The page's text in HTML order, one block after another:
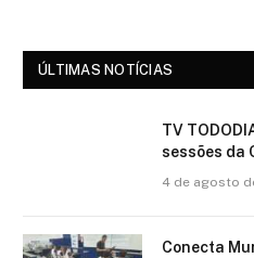
ÚLTIMAS NOTÍCIAS
TV
sessões da
4 de agosto
Conecta